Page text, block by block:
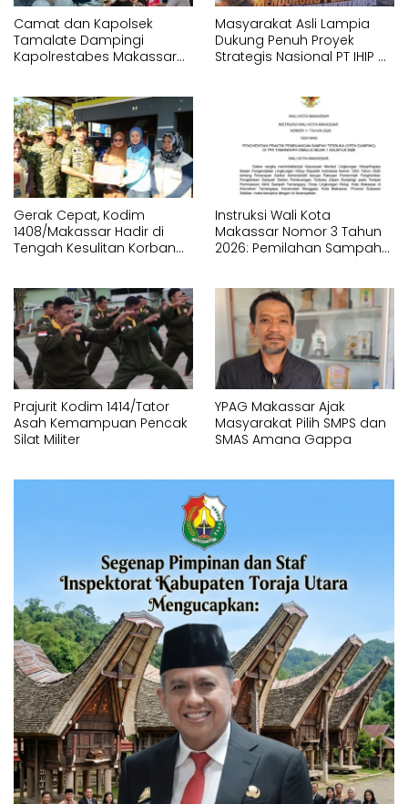
Camat dan Kapolsek
Tamalate Dampingi
Kapolrestabes Makassar
Masyarakat Asli Lampia
Dukung Penuh Proyek
Strategis Nasional PT IHIP di
Gerak Cepat, Kodim
1408/Makassar Hadir di
Tengah Kesulitan Korban
Instruksi Wali Kota
Makassar Nomor 3 Tahun
2026: Pemilahan Sampah
Prajurit Kodim 1414/Tator
Asah Kemampuan Pencak
Silat Militer
YPAG Makassar Ajak
Masyarakat Pilih SMPS dan
SMAS Amana Gappa